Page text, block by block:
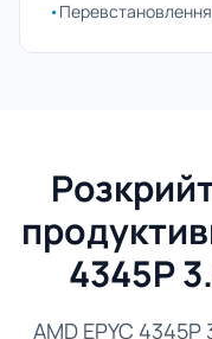
•
4345P
AMD EPYC